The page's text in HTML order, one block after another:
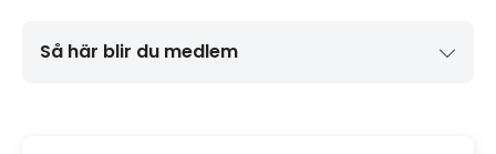
Så här blir du medlem